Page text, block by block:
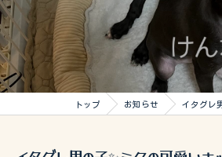
トップ お知らせ イタグレ